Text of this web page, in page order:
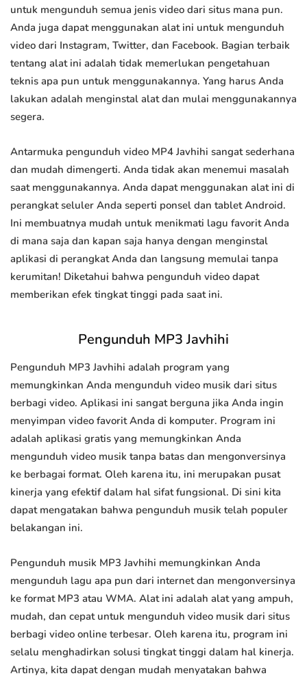
untuk mengunduh semua jenis video dari situs mana pun.
Anda juga dapat menggunakan alat ini untuk mengunduh
video dari Instagram, Twitter, dan Facebook. Bagian terbaik
tentang alat ini adalah tidak memerlukan pengetahuan
teknis apa pun untuk menggunakannya. Yang harus Anda
lakukan adalah menginstal alat dan mulai menggunakannya
segera.
Antarmuka pengunduh video MP4 Javhihi sangat sederhana
dan mudah dimengerti. Anda tidak akan menemui masalah
saat menggunakannya. Anda dapat menggunakan alat ini di
perangkat seluler Anda seperti ponsel dan tablet Android.
Ini membuatnya mudah untuk menikmati lagu favorit Anda
di mana saja dan kapan saja hanya dengan menginstal
aplikasi di perangkat Anda dan langsung memulai tanpa
kerumitan! Diketahui bahwa pengunduh video dapat
memberikan efek tingkat tinggi pada saat ini.
Pengunduh MP3 Javhihi
Pengunduh MP3 Javhihi adalah program yang
memungkinkan Anda mengunduh video musik dari situs
berbagi video. Aplikasi ini sangat berguna jika Anda ingin
menyimpan video favorit Anda di komputer. Program ini
adalah aplikasi gratis yang memungkinkan Anda
mengunduh video musik tanpa batas dan mengonversinya
ke berbagai format. Oleh karena itu, ini merupakan pusat
kinerja yang efektif dalam hal sifat fungsional. Di sini kita
dapat mengatakan bahwa pengunduh musik telah populer
belakangan ini.
Pengunduh musik MP3 Javhihi memungkinkan Anda
mengunduh lagu apa pun dari internet dan mengonversinya
ke format MP3 atau WMA. Alat ini adalah alat yang ampuh,
mudah, dan cepat untuk mengunduh video musik dari situs
berbagi video online terbesar. Oleh karena itu, program ini
selalu menghadirkan solusi tingkat tinggi dalam hal kinerja.
Artinya, kita dapat dengan mudah menyatakan bahwa